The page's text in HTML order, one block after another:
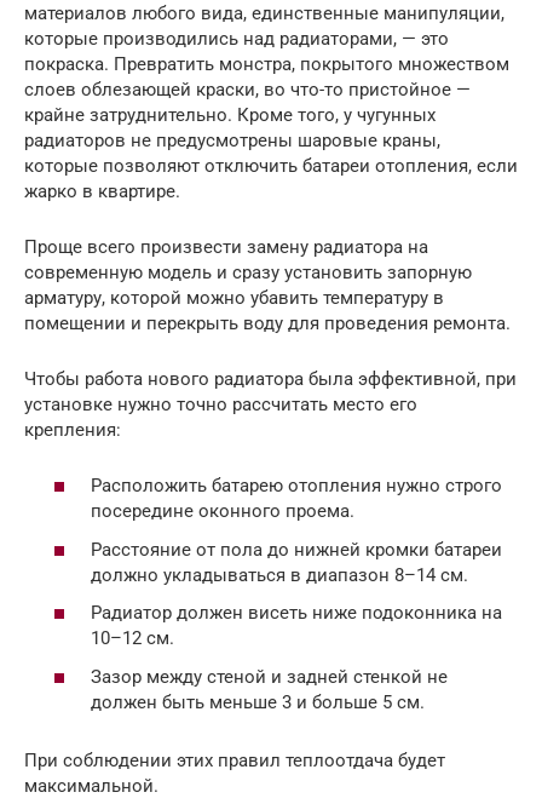
материалов любого вида, единственные манипуляции,
которые производились над радиаторами, — это
покраска. Превратить монстра, покрытого множеством
слоев облезающей краски, во что-то пристойное —
крайне затруднительно. Кроме того, у чугунных
радиаторов не предусмотрены шаровые краны,
которые позволяют отключить батареи отопления, если
жарко в квартире.
Проще всего произвести замену радиатора на
современную модель и сразу установить запорную
арматуру, которой можно убавить температуру в
помещении и перекрыть воду для проведения ремонта.
Чтобы работа нового радиатора была эффективной, при
установке нужно точно рассчитать место его
крепления:
Расположить батарею отопления нужно строго
посередине оконного проема.
Расстояние от пола до нижней кромки батареи
должно укладываться в диапазон 8–14 см.
Радиатор должен висеть ниже подоконника на
10–12 см.
Зазор между стеной и задней стенкой не
должен быть меньше 3 и больше 5 см.
При соблюдении этих правил теплоотдача будет
максимальной.